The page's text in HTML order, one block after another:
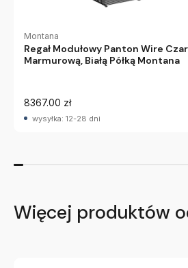
Montana
Regał Modułowy Panton Wire
Marmurową, Białą Półką Montana
8367.00 zł
wysyłka: 12-28 dni
Więcej produktów